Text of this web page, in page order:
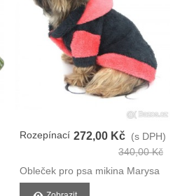
Rozepínací 272,00 Kč (s DPH)
340,00 Kč
Obleček pro psa mikina Marysa